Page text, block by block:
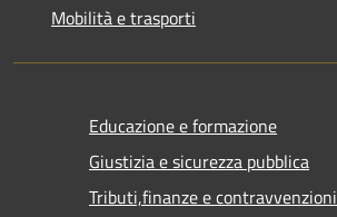
Mobilità e trasporti
Educazione e formazione
Giustizia e sicurezza pubblica
Tributi,finanze e contravvenzioni